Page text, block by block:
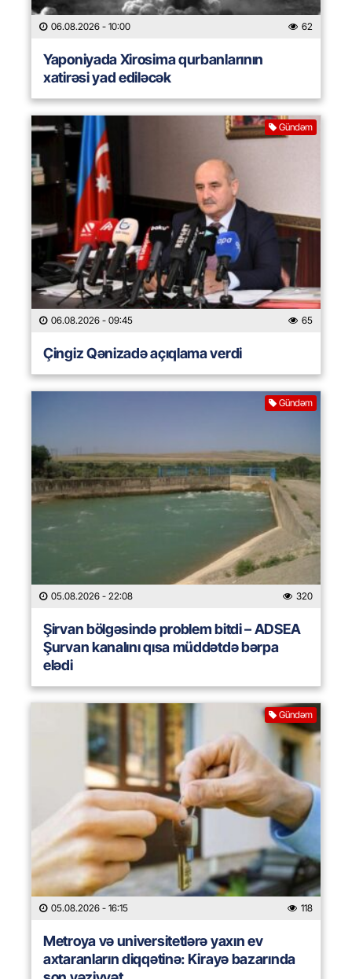
06.08.2026 - 10:00 62
Yaponiyada Xirosima qurbanlarının
xatirəsi yad ediləcək
Gündəm
06.08.2026 - 09:45 65
Çingiz Qənizadə açıqlama verdi
Gündəm
05.08.2026 - 22:08 320
Şirvan bölgəsində problem bitdi – ADSEA
Şurvan kanalını qısa müddətdə bərpa
elədi
Gündəm
05.08.2026 - 16:15 118
Metroya və universitetlərə yaxın ev
axtaranların diqqətinə: Kirayə bazarında